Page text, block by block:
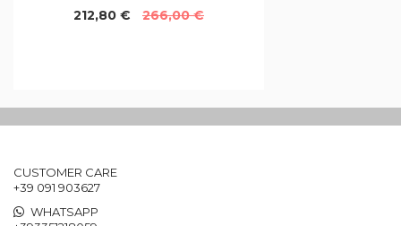
212,80 €
266,00 €
CUSTOMER CARE
+39 091 903627
WHATSAPP